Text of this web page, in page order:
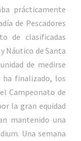
prácticamente
de Pescadores
de clasificadas
Náutico de Santa
de medirse
ha finalizado, los
Campeonato de
la gran equidad
mantenido una
Una semana